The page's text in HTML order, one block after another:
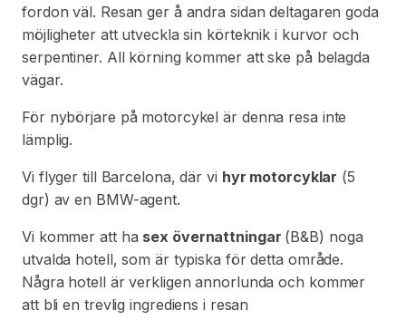
fordon väl. Resan ger å andra sidan deltagaren goda
möjligheter att utveckla sin körteknik i kurvor och
serpentiner. All körning kommer att ske på belagda
vägar.
För nybörjare på motorcykel är denna resa inte
lämplig.
Vi flyger till Barcelona, där vi hyr motorcyklar (5
dgr) av en BMW-agent.
Vi kommer att ha sex övernattningar (B&B) noga
utvalda hotell, som är typiska för detta område.
Några hotell är verkligen annorlunda och kommer
att bli en trevlig ingrediens i resan